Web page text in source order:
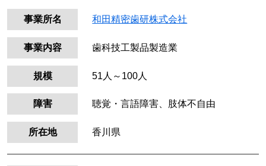
事業所名 和田精密歯研株式会社
事業内容 歯科技工製品製造業
規模 51人～100人
障害 聴覚・言語障害、肢体不自由
所在地 香川県